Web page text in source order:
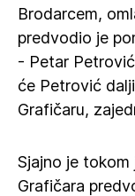
Brodarcem,
predvodio je
- Petar
će Petrović
Grafičaru,
Sjajno je tokom
Grafičara